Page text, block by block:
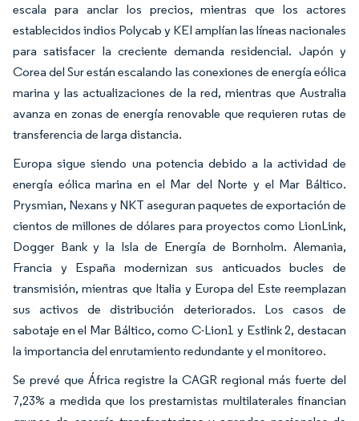
escala para anclar los precios, mientras que los actores
establecidos indios Polycab y KEI amplían las líneas nacionales
para satisfacer la creciente demanda residencial. Japón y
Corea del Sur están escalando las conexiones de energía eólica
marina y las actualizaciones de la red, mientras que Australia
avanza en zonas de energía renovable que requieren rutas de
transferencia de larga distancia.
Europa sigue siendo una potencia debido a la actividad de
energía eólica marina en el Mar del Norte y el Mar Báltico.
Prysmian, Nexans y NKT aseguran paquetes de exportación de
cientos de millones de dólares para proyectos como LionLink,
Dogger Bank y la Isla de Energía de Bornholm. Alemania,
Francia y España modernizan sus anticuados bucles de
transmisión, mientras que Italia y Europa del Este reemplazan
sus activos de distribución deteriorados. Los casos de
sabotaje en el Mar Báltico, como C-Lion1 y Estlink 2, destacan
la importancia del enrutamiento redundante y el monitoreo.
Se prevé que África registre la CAGR regional más fuerte del
7,23% a medida que los prestamistas multilaterales financian